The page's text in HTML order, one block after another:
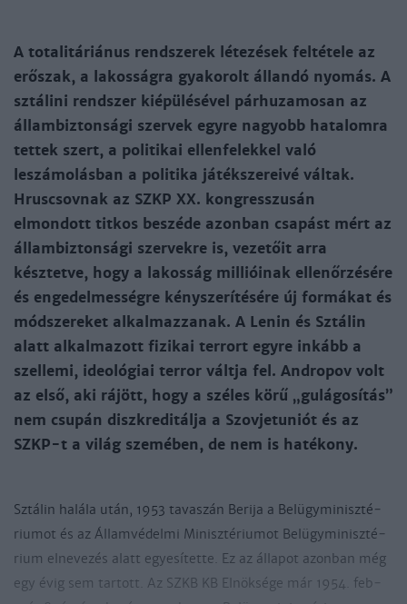
A totalitáriánus rendszerek létezések feltétele az
erőszak, a lakosságra gyakorolt állandó nyomás. A
sztálini rendszer kiépülésével párhuzamosan az
állambiztonsági szervek egyre nagyobb hatalomra
tettek szert, a politikai ellenfelekkel való
leszámolásban a politika játékszereivé váltak.
Hruscsovnak az SZKP XX. kongresszusán
elmondott titkos beszéde azonban csapást mért az
állambiztonsági szervekre is, vezetőit arra
késztetve, hogy a lakosság millióinak ellenőrzésére
és engedelmességre kényszerítésére új formákat és
módszereket alkalmazzanak. A Lenin és Sztálin
alatt alkalmazott fizikai terrort egyre inkább a
szellemi, ideológiai terror váltja fel. Andropov volt
az első, aki rájött, hogy a széles körű „gulágosítás”
nem csupán diszkreditálja a Szovjetuniót és az
SZKP-t a világ szemében, de nem is hatékony.
Sztá­lin ha­lá­la után, 1953 ta­va­szán Be­ri­ja a Belügy­mi­nisz­té­
riu­mot és az Ál­lam­vé­del­mi Mi­nisz­té­riu­mot Belügy­mi­nisz­té­
rium el­ne­ve­zés alatt egye­sí­tet­te. Ez az ál­la­pot azon­ban még
egy évig sem tar­tott. Az SZKB KB El­nök­sé­ge már 1954. feb­